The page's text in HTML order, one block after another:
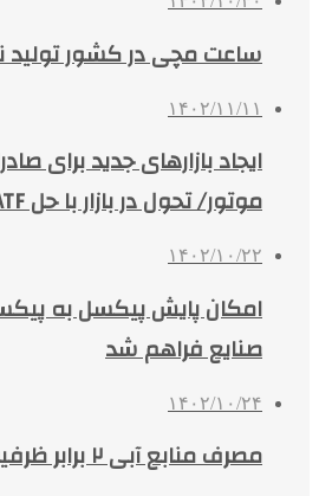
ساعت مچی در کشور
۱۴۰۲/۱۱/۱۱
ایجاد بازارهای جدید برای
موتور/ تحول در بازار با حل FATF
۱۴۰۲/۱۰/۲۲
امکان پایش پیکسل به
صنایع فراهم شد
۱۴۰۲/۱۰/۲۴
مصرف منابع آبی ۲ برابر ظرفیت مجاز